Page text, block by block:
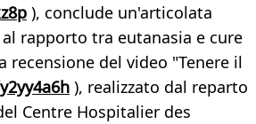
), conclude un'articolata
rapporto tra eutanasia e cure
recensione del video "Tenere il
), realizzato dal reparto
Centre Hospitalier des